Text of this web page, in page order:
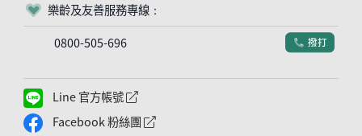
客服符號
樂齡及友善服務專線：
0800-505-696
電話符號
撥打
Line 官方帳號 外網連結符號
Facebook 粉絲團 外網連結符號